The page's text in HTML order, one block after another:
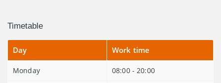
Timetable
Day Work time
Monday 08:00 - 20:00